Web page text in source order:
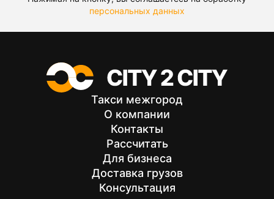
персональных данных
Такси межгород
О компании
Контакты
Рассчитать
Для бизнеса
Доставка грузов
Консультация